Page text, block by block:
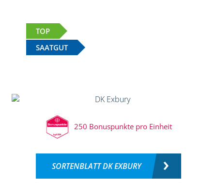
TOP
SAATGUT
250 Bonuspunkte pro Einheit
SORTENBLATT DK EXBURY